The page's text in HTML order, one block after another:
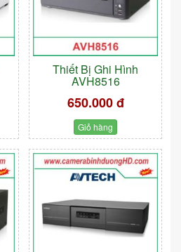
Thiết Bị Ghi Hình
AVH8516
650.000 đ
Giỏ hàng